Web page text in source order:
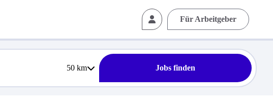
Für Arbeitgeber
50km Jobs finden